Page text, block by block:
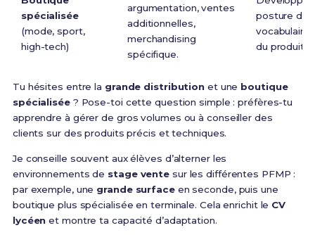
spécialisée
(mode, sport,
high-tech)
argumentation, ventes
additionnelles,
merchandising
spécifique.
posture de
vocabulaire
du produit.
Tu hésites entre la grande distribution et une boutique
spécialisée? Pose-toi cette question simple : préfères-tu
apprendre à gérer de gros volumes ou à conseiller des
clients sur des produits précis et techniques.
Je conseille souvent aux élèves d’alterner les
environnements de stage vente sur les différentes PFMP :
par exemple, une grande surfaceen seconde, puis une
boutique plus spécialisée en terminale. Cela enrichit le CV
lycéen et montre ta capacité d’adaptation.